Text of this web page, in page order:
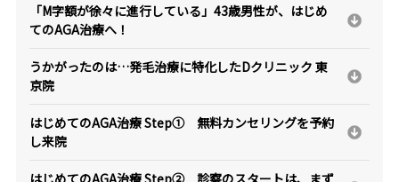
「M字額が徐々に進行している」43歳男性が、はじめ
てのAGA治療へ！
うかがったのは…発毛治療に特化したDクリニック 東
京院
はじめてのAGA治療 Step① 無料カンセリングを予約
し来院
はじめてのAGA治療 Step② 診察のスタートは、まず